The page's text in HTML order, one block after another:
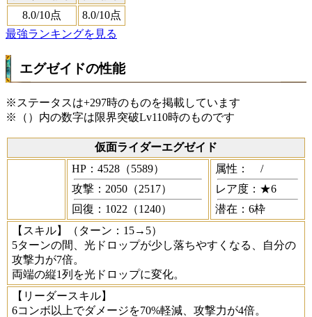
8.0/10点 8.0/10点
最強ランキングを見る
エグゼイドの性能
※ステータスは+297時のものを掲載しています
※（）内の数字は限界突破Lv110時のものです
仮面ライダーエグゼイド
HP：4528（5589）
攻撃：2050（2517）
回復：1022（1240）
属性：
/
レア度：★6
潜在：6枠
【スキル】
（ターン：15→5）
5ターンの間、光ドロップが少し落ちやすくなる、自分の
攻撃力が7倍。
両端の縦1列を光ドロップに変化。
【リーダースキル】
6コンボ以上でダメージを70%軽減、攻撃力が4倍。